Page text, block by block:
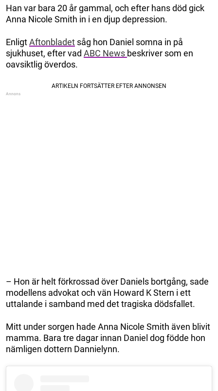
Han var bara 20 år gammal, och efter hans död gick
Anna Nicole Smith in i en djup depression.
EnligtAftonbladet såg hon Daniel somna in på
sjukhuset, efter vad ABC News beskriver som en
oavsiktlig överdos.
– Hon är helt förkrossad över Daniels bortgång, sade
modellens advokat och vän Howard K Stern i ett
uttalande i samband med det tragiska dödsfallet.
Mitt under sorgen hade Anna Nicole Smith även blivit
mamma. Bara tre dagar innan Daniel dog födde hon
nämligen dottern Dannielynn.